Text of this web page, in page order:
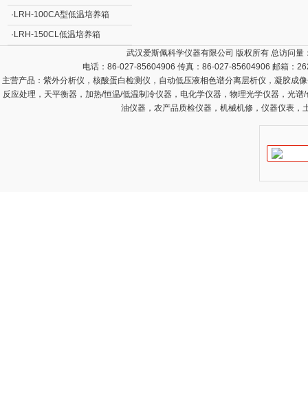
· LRH-100CA型低温培养箱
· LRH-150CL低温培养箱
武汉爱斯佩科学仪器有限公司 版权所有 总访问量
电话：86-027-85604906 传真：86-027-85604906 邮箱：
主营产品： 紫外分析仪，核酸蛋白检测仪，自动低压液相色谱分离层析仪，凝胶成
反应处理，天平衡器，加热/恒温/低温制冷仪器，电化学仪器，物理光学仪器，光
油仪器，农产品质检仪器，机械机修，仪器仪表，